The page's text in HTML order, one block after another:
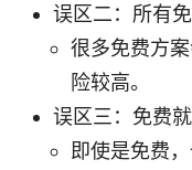
误区二：所有
很多免费方
险较高。
误区三：免费
即使是免费